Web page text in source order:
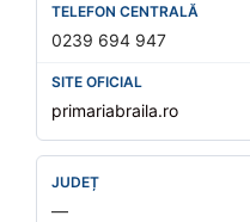
0239 694 947
primariabraila.ro
—